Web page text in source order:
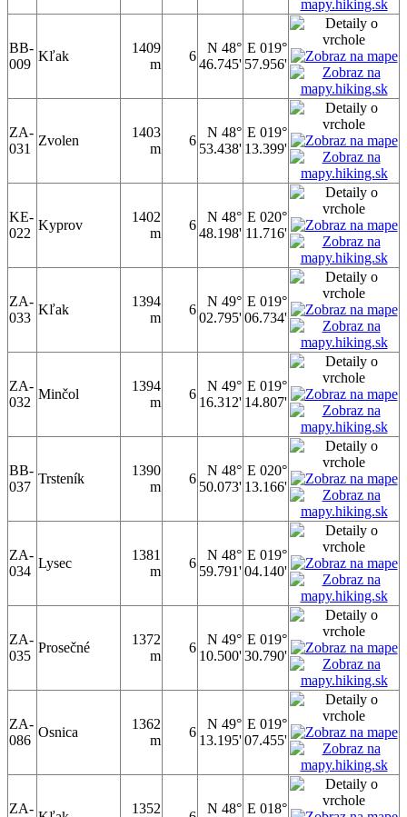
BB-
009
Kľak
1409
m
6
N 48°
46.745'
E 019°
57.956'
ZA-
031
Zvolen
1403
m
6
N 48°
53.438'
E 019°
13.399'
KE-
022
Kyprov
1402
m
6
N 48°
48.198'
E 020°
11.716'
ZA-
033
Kľak
1394
m
6
N 49°
02.795'
E 019°
06.734'
ZA-
032
Minčol
1394
m
6
N 49°
16.312'
E 019°
14.807'
BB-
037
Trsteník
1390
m
6
N 48°
50.073'
E 020°
13.166'
ZA-
034
Lysec
1381
m
6
N 48°
59.791'
E 019°
04.140'
ZA-
035
Prosečné
1372
m
6
N 49°
10.500'
E 019°
30.790'
ZA-
086
Osnica
1362
m
6
N 49°
13.195'
E 019°
07.455'
ZA-
1352
N 48° E 018°